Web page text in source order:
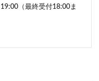
（最終受付18:00ま